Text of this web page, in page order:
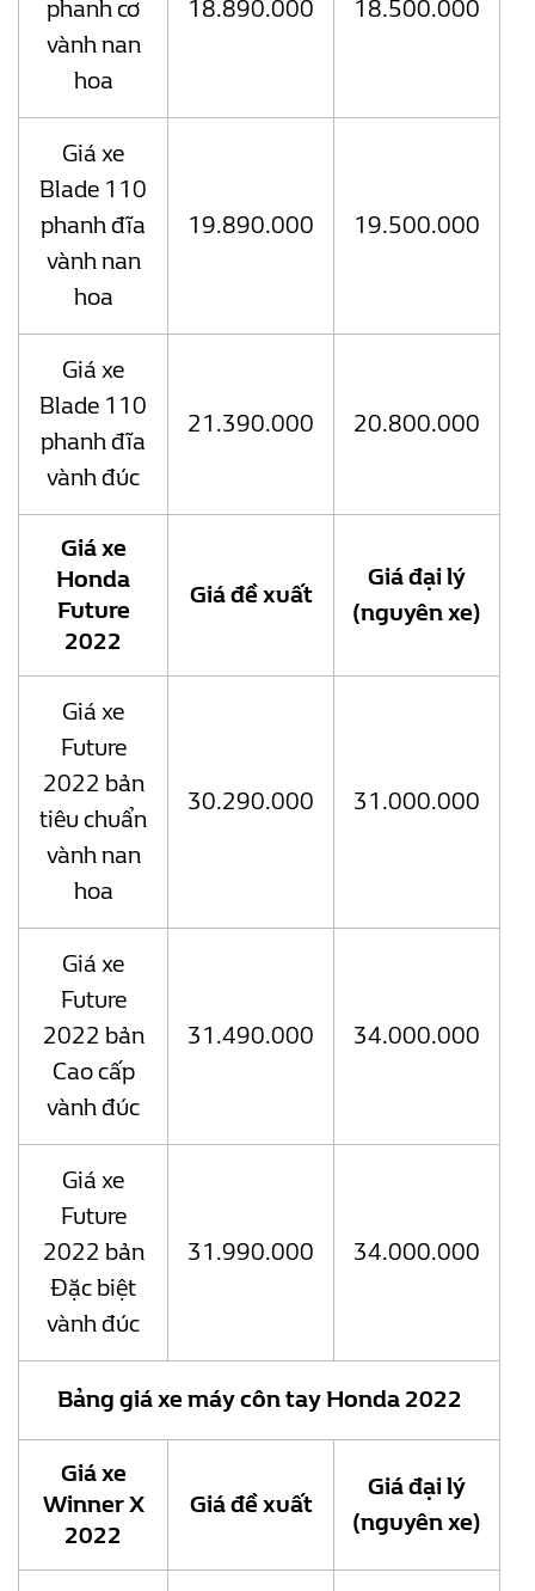
phanh cơ
vành nan
hoa
18.890.000 18.500.000
Giá xe
Blade 110
phanh đĩa
vành nan
hoa
19.890.000 19.500.000
Giá xe
Blade 110
phanh đĩa
vành đúc
21.390.000 20.800.000
Giá xe
Honda
Future
2022
Giá đề xuất
Giá đại lý
(nguyên xe)
Giá xe
Future
2022 bản
tiêu chuẩn
vành nan
hoa
30.290.000 31.000.000
Giá xe
Future
2022 bản
Cao cấp
vành đúc
31.490.000 34.000.000
Giá xe
Future
2022 bản
Đặc biệt
vành đúc
31.990.000 34.000.000
Bảng giá xe máy côn tay Honda 2022
Giá xe
Winner X
2022
Giá đề xuất
Giá đại lý
(nguyên xe)